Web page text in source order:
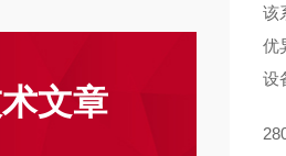
文章
该
优
设